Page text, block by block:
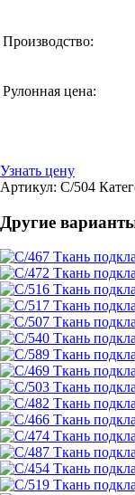
Производство:
Рулонная цена:
Узнать цену
Артикул: C/504
Другие